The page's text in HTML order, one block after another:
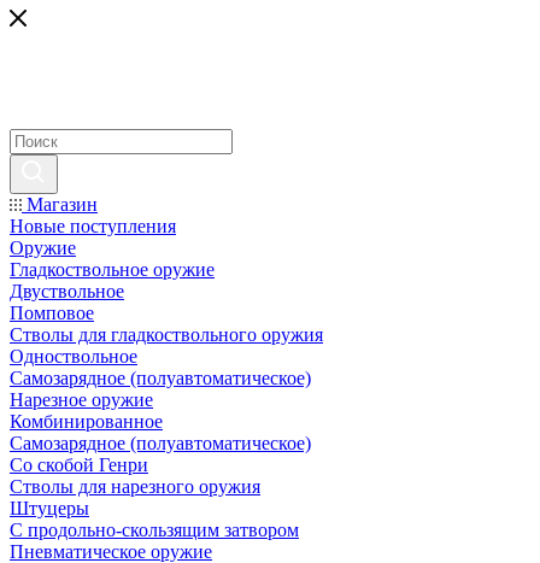
Магазин
Новые поступления
Оружие
Гладкоствольное оружие
Двуствольное
Помповое
Стволы для гладкоствольного оружия
Одноствольное
Самозарядное (полуавтоматическое)
Нарезное оружие
Комбинированное
Самозарядное (полуавтоматическое)
Со скобой Генри
Стволы для нарезного оружия
Штуцеры
С продольно-скользящим затвором
Пневматическое оружие